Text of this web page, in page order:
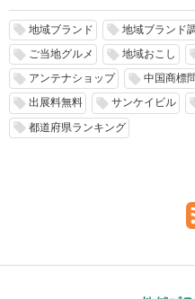
local_offer 地域ブランド local_offer 地域ブランド
local_offer ご当地グルメ local_offer 地域おこし
local_offer アンテナショップ local_offer 中国商標
local_offer 出展料無料 local_offer サンケイビル
local_offer 都道府県ランキング